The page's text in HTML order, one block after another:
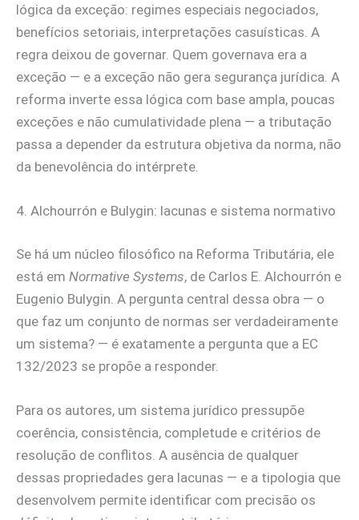
lógica da exceção: regimes especiais negociados,
benefícios setoriais, interpretações casuísticas. A
regra deixou de governar. Quem governava era a
exceção — e a exceção não gera segurança jurídica. A
reforma inverte essa lógica com base ampla, poucas
exceções e não cumulatividade plena — a tributação
passa a depender da estrutura objetiva da norma, não
da benevolência do intérprete.
4. Alchourrón e Bulygin: lacunas e sistema normativo
Se há um núcleo filosófico na Reforma Tributária, ele
está em Normative Systems, de Carlos E. Alchourrón e
Eugenio Bulygin. A pergunta central dessa obra — o
que faz um conjunto de normas ser verdadeiramente
um sistema? — é exatamente a pergunta que a EC
132/2023 se propõe a responder.
Para os autores, um sistema jurídico pressupõe
coerência, consistência, completude e critérios de
resolução de conflitos. A ausência de qualquer
dessas propriedades gera lacunas — e a tipologia que
desenvolvem permite identificar com precisão os